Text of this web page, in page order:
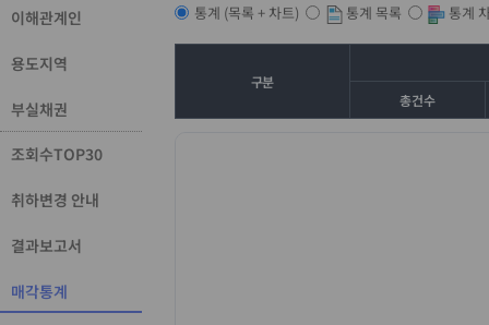
이해관계인
용도지역
부실채권
조회수TOP30
취하변경 안내
결과보고서
매각통계
통계 (목록 + 차트) 통계 목록 통계
구분
총건수